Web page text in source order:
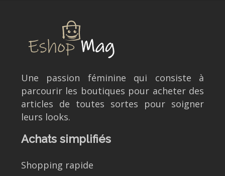
Une passion féminine qui consiste à
parcourir les boutiques pour acheter des
articles de toutes sortes pour soigner
leurs looks.
Achats simplifiés
Shopping rapide